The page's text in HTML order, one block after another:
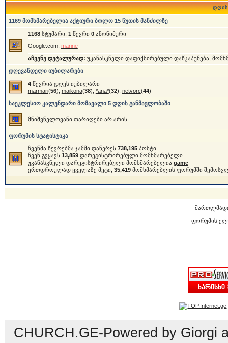
დღის
1169 მომხმარებელია აქტიური ბოლო 15 წუთის მანძილზე
1168სტუმარი, 1 წევრი 0ანონიმური
Google.com, marine
აჩვენე დეტალურად: უკანასკნელი დაფიქსირებული დაწკაპუნება
დღევანდელი იუბილარები
4წევრია დღეს იუბილარი
marmari(56), maikona(38), *ana*(32), netvorc(44)
საეკლესიო კალენდარი მომავალი 5 დღის განმავლობაში
მნიშვნელოვანი თარიღები არ არის
ფორუმის სტატისტიკა
ჩვენმა წევრებმა ჯამში დაწერეს 738,195პოსტი
ჩვენ გვყავს 13,859დარეგისტრირებული მომხმარებელი
უკანასკნელი დარეგისტრირებული მომხმარებელია game
ერთდროულად ყველაზე მეტი, 35,419მომხმარებლის ფორუმში
ფორუმის
CHURCH.GE-Powered by Giorgi